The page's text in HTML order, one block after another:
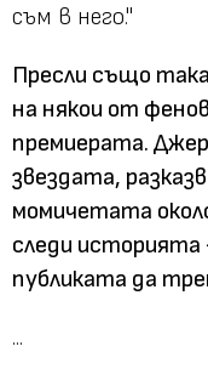
съм в него."
Пресли също
на някои от
премиерата.
звездата,
момичетата
следи историята
публиката да
...